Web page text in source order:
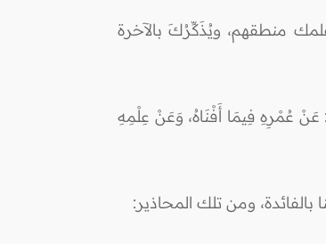
منطقهم، ويُذَكِّرُكَ بالآخرة
عُمْرِهِ فِيمَا أَفْنَاهُ، وَعَنْ عِلْمِهِ
ومن تلك المحاذير: